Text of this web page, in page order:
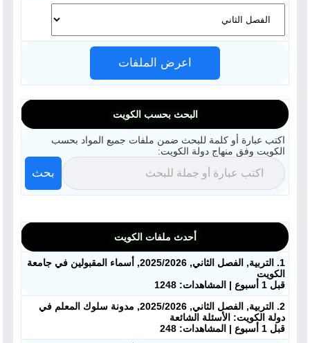
اعرض الملفات
البحث بحسب الكويت
اكتب عبارة أو كلمة للبحث ضمن ملفات جميع المواد بحسب
الكويت وفق منهاج دولة الكويت:
بحث
أحدث ملفات الكويت
1. التربية, الفصل الثاني, 2025/2026, أسماء المقبولين في جامعة
الكويت
قبل 1 أسبوع | المشاهدات: 1248
2. التربية, الفصل الثاني, 2025/2026, مدونة سلوك المعلم في
دولة الكويت: الأسئلة الشائعة
قبل 1 أسبوع | المشاهدات: 248